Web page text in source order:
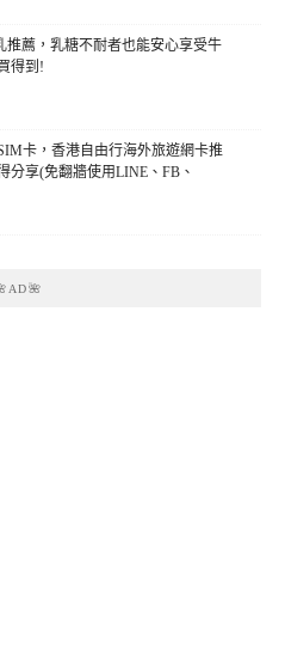
推薦，乳糖不耐者也能安心享受牛
得到!
卡，香港自由行海外旅遊網卡推
分享(免翻牆使用LINE、FB、